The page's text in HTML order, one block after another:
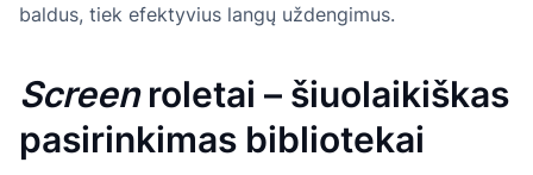
baldus, tiek efektyvius langų uždengimus.
Screenroletai – šiuolaikiškas
pasirinkimas bibliotekai